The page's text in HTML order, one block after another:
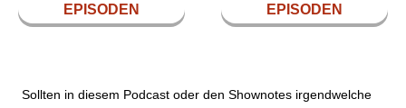
EPISODEN
EPISODEN
Sollten in diesem Podcast oder den Shownotes irgendwelche